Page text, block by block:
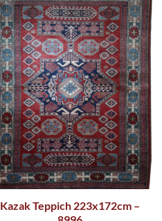
Kazak Teppich 223x172cm –